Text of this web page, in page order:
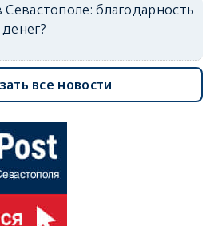
Севастополе: благодарность
все новости